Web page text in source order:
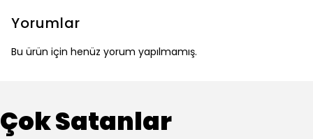
Yorumlar
Bu ürün için henüz yorum yapılmamış.
Çok Satanlar